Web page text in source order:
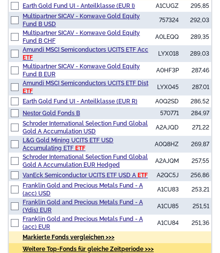
Earth Gold Fund UI - Anteilklasse (EUR I)
A1CUGZ
295,85
Multipartner SICAV - Konwave Gold Equity
Fund B USD
757324
292,03
Multipartner SICAV - Konwave Gold Equity
Fund B CHF
A0LEQQ
289,35
Amundi MSCI Semiconductors UCITS ETF Acc
ETF
LYX018
289,03
Multipartner SICAV - Konwave Gold Equity
Fund B EUR
A0HF3P
287,46
Amundi MSCI Semiconductors UCITS ETF Dist
ETF
LYX045 287,01
Earth Gold Fund UI - Anteilklasse (EUR R) A0Q2SD
286,52
Nestor Gold Fonds B
570771
284,97
Schroder International Selection Fund Global
Gold A Accumulation USD
A2AJQD
271,22
L&G Gold Mining UCITS ETF USD
Accumulating ETF ETF
A0Q8HZ
269,87
Schroder International Selection Fund Global
Gold A Accumulation EUR Hedged
A2AJQM 257,55
VanEck Semiconductor UCITS ETF USD A ETF A2QC5J
256,86
Franklin Gold and Precious Metals Fund - A
(acc) USD
A1CU83
253,21
Franklin Gold and Precious Metals Fund - A
(Ydis) EUR
A1CU85
251,51
Franklin Gold and Precious Metals Fund - A
(acc) EUR
A1CU84 251,36
Markierte Fonds vergleichen >>>
Weitere Top-Fonds für gleiche Zeitperiode >>>